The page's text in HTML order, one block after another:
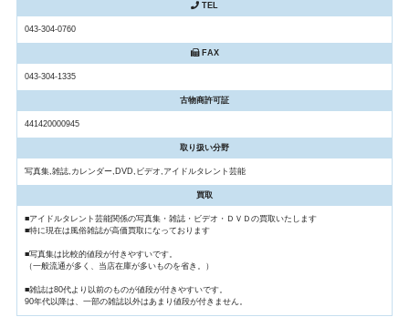
TEL
043-304-0760
FAX
043-304-1335
古物商許可証
441420000945
取り扱い分野
写真集,雑誌,カレンダー,DVD,ビデオ,アイドルタレント芸能
買取
■アイドルタレント芸能関係の写真集・雑誌・ビデオ・ＤＶＤの買取いたします
■特に現在は風俗雑誌が高価買取になっております
■写真集は比較的値段が付きやすいです。
（一般流通が多く、当店在庫が多いものを省き。）
■雑誌は80代より以前のものが値段が付きやすいです。
90年代以降は、一部の雑誌以外はあまり値段が付きません。